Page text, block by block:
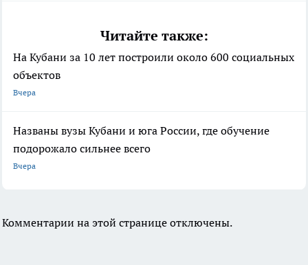
Читайте также:
На Кубани за 10 лет построили около 600 социальных
объектов
Вчера
Названы вузы Кубани и юга России, где обучение
подорожало сильнее всего
Вчера
Комментарии на этой странице отключены.